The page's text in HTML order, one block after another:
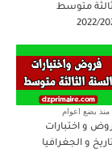
متوسط
2022/
منذ بضع اعوام
و اختبارات
و الجغرافيا